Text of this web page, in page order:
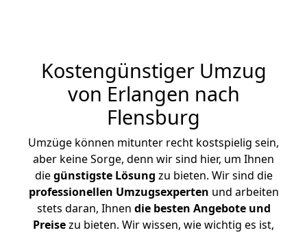
Kostengünstiger Umzug
von Erlangen nach
Flensburg
Umzüge können mitunter recht kostspielig sein,
aber keine Sorge, denn wir sind hier, um Ihnen
diegünstigste Lösung zu bieten. Wir sind die
professionellen Umzugsexperten und arbeiten
stets daran, Ihnen die besten Angebote und
Preisezu bieten. Wir wissen, wie wichtig es ist,